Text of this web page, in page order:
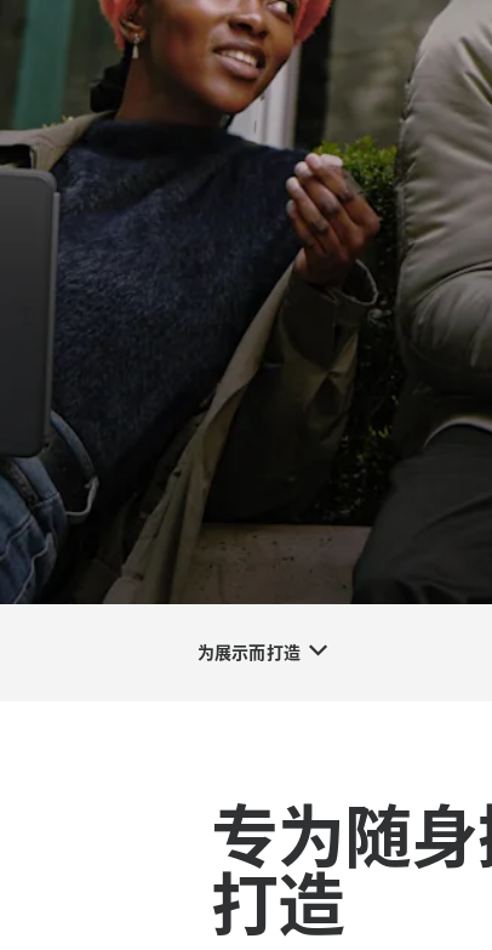
为展示而打造
专为随
打造